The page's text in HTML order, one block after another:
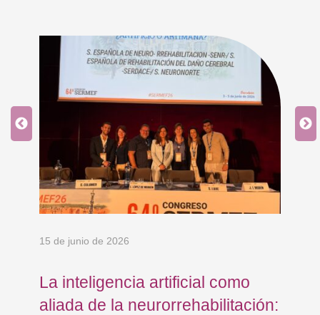
15 de junio de 2026
La inteligencia artificial como
aliada de la neurorrehabilitación: